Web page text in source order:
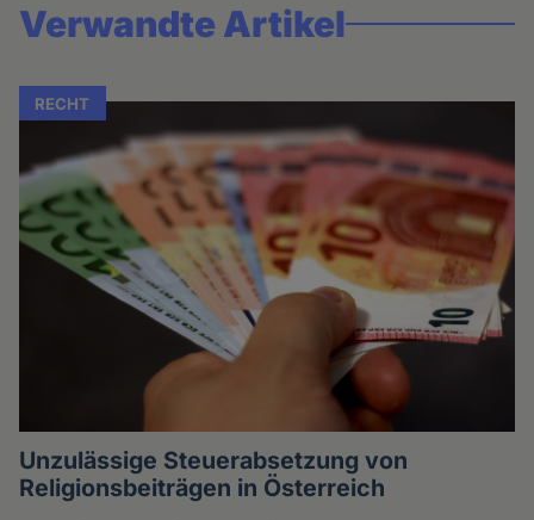
Verwandte Artikel
RECHT
Unzulässige Steuerabsetzung von
Religionsbeiträgen in Österreich